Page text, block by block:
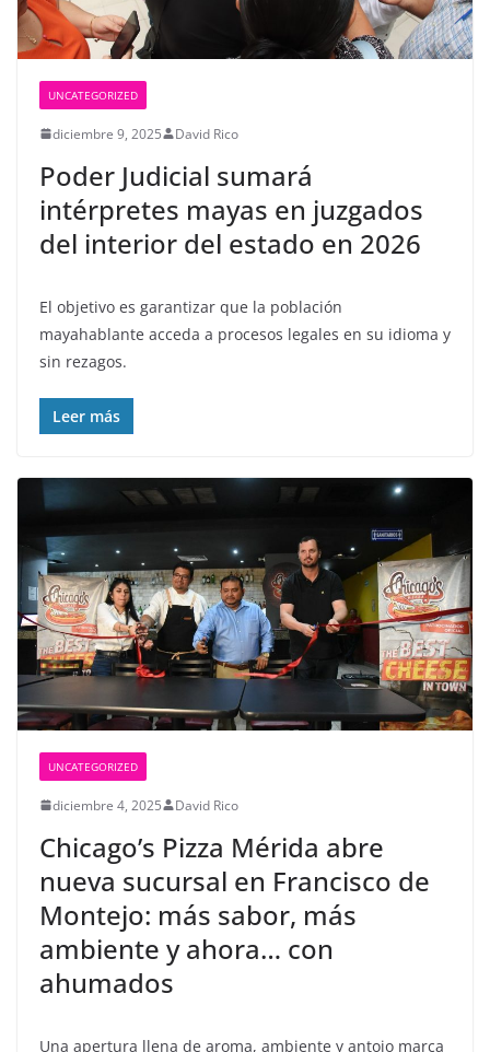
UNCATEGORIZED
diciembre 9, 2025 David Rico
Poder Judicial sumará
intérpretes mayas en juzgados
del interior del estado en 2026
El objetivo es garantizar que la población
mayahablante acceda a procesos legales en su idioma y
sin rezagos.
Leer más
UNCATEGORIZED
diciembre 4, 2025 David Rico
Chicago’s Pizza Mérida abre
nueva sucursal en Francisco de
Montejo: más sabor, más
ambiente y ahora… con
ahumados
Una apertura llena de aroma, ambiente y antojo marca